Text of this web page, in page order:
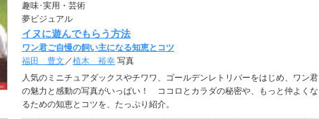
趣味･実用・芸術
夢ビジュアル
イヌに遊んでもらう方法
ワン君ご自慢の飼い主になる知恵とコツ
福田 豊文 ／植木 裕幸 写真
人気のミニチュアダックスやチワワ、ゴールデンレトリバーをはじめ、ワン君
の魅力と感動の写真がいっぱい！ ココロとカラダの秘密や、もっと仲よくな
るための知恵とコツを、たっぷり紹介。